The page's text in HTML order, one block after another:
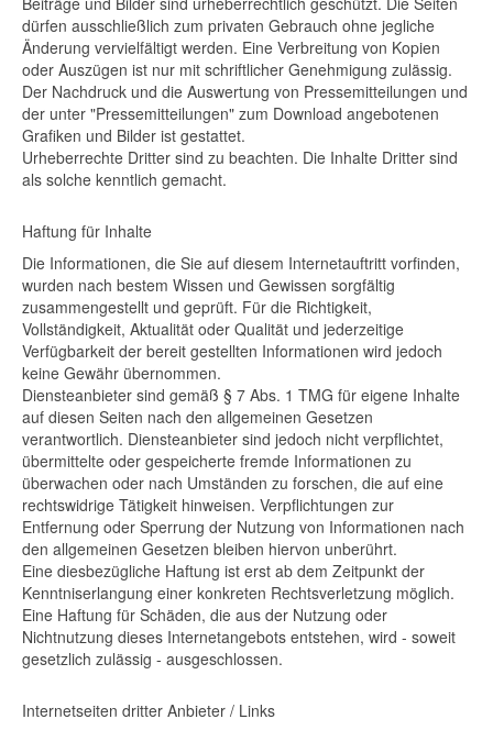
dürfen ausschließlich zum privaten Gebrauch ohne jegliche
Änderung vervielfältigt werden. Eine Verbreitung von Kopien
oder Auszügen ist nur mit schriftlicher Genehmigung zulässig.
Der Nachdruck und die Auswertung von Pressemitteilungen und
der unter "Pressemitteilungen" zum Download angebotenen
Grafiken und Bilder ist gestattet.
Urheberrechte Dritter sind zu beachten. Die Inhalte Dritter sind
als solche kenntlich gemacht.
Haftung für Inhalte
Die Informationen, die Sie auf diesem Internetauftritt vorfinden,
wurden nach bestem Wissen und Gewissen sorgfältig
zusammengestellt und geprüft. Für die Richtigkeit,
Vollständigkeit, Aktualität oder Qualität und jederzeitige
Verfügbarkeit der bereit gestellten Informationen wird jedoch
keine Gewähr übernommen.
Diensteanbieter sind gemäß § 7 Abs. 1 TMG für eigene Inhalte
auf diesen Seiten nach den allgemeinen Gesetzen
verantwortlich. Diensteanbieter sind jedoch nicht verpflichtet,
übermittelte oder gespeicherte fremde Informationen zu
überwachen oder nach Umständen zu forschen, die auf eine
rechtswidrige Tätigkeit hinweisen. Verpflichtungen zur
Entfernung oder Sperrung der Nutzung von Informationen nach
den allgemeinen Gesetzen bleiben hiervon unberührt.
Eine diesbezügliche Haftung ist erst ab dem Zeitpunkt der
Kenntniserlangung einer konkreten Rechtsverletzung möglich.
Eine Haftung für Schäden, die aus der Nutzung oder
Nichtnutzung dieses Internetangebots entstehen, wird - soweit
gesetzlich zulässig - ausgeschlossen.
Internetseiten dritter Anbieter / Links